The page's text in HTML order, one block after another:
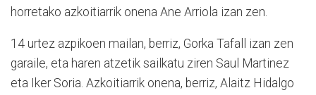
horretako azkoitiarrik onena Ane Arriola izan zen.
14 urtez azpikoen mailan, berriz, Gorka Tafall izan zen
garaile, eta haren atzetik sailkatu ziren Saul Martinez
eta Iker Soria. Azkoitiarrik onena, berriz, Alaitz Hidalgo